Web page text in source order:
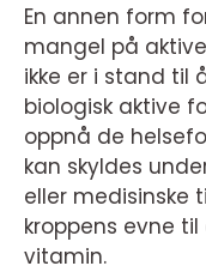
En annen form
mangel på
ikke er i stand til
biologisk aktive
oppnå de
kan skyldes
eller medisinske
kroppens evne
vitamin.